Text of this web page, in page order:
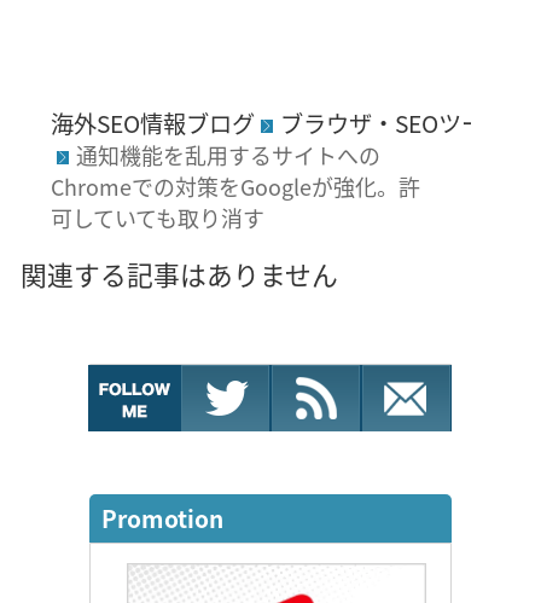
海外SEO情報ブログ ブラウザ・SEOツール
通知機能を乱用するサイトへの
Chromeでの対策をGoogleが強化。許
可していても取り消す
関連する記事はありません
Promotion